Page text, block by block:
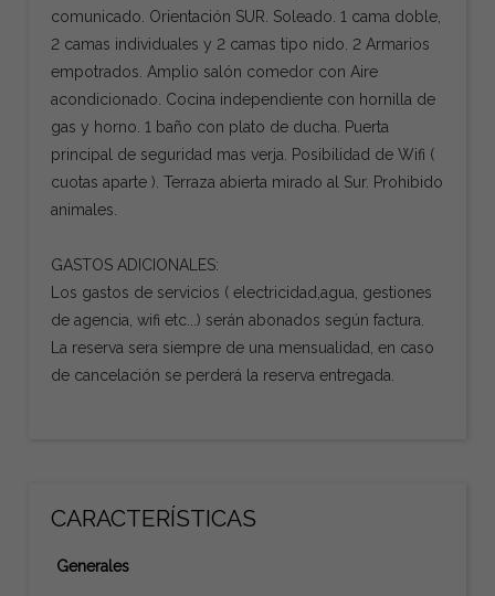
comunicado. Orientación SUR. Soleado. 1 cama doble,
2 camas individuales y 2 camas tipo nido. 2 Armarios
empotrados. Amplio salón comedor con Aire
acondicionado. Cocina independiente con hornilla de
gas y horno. 1 baño con plato de ducha. Puerta
principal de seguridad mas verja. Posibilidad de Wifi (
cuotas aparte ). Terraza abierta mirado al Sur. Prohibido
animales.
GASTOS ADICIONALES:
Los gastos de servicios ( electricidad,agua, gestiones
de agencia, wifi etc...) serán abonados según factura.
La reserva sera siempre de una mensualidad, en caso
de cancelación se perderá la reserva entregada.
CARACTERÍSTICAS
Generales